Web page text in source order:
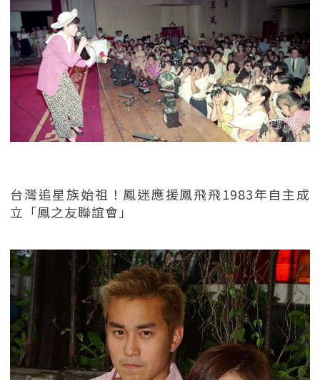
台灣追星族始祖！鳳迷應援鳳飛飛1983年自主成
立「鳳之友聯誼會」